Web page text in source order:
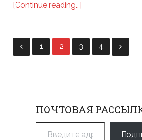
[Continue reading...]
Пагинация
записей
1 2 3 4
ПОЧТОВАЯ
Введите адрес электронной почты…